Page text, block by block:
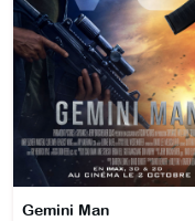
Gemini Man